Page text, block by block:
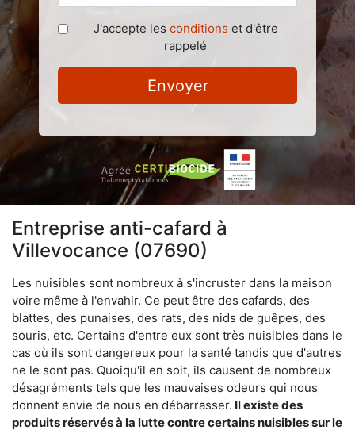
J'accepte les conditions et d'être
rappelé
Envoyer
Entreprise anti-cafard à
Villevocance (07690)
Les nuisibles sont nombreux à s'incruster dans la maison
voire même à l'envahir. Ce peut être des cafards, des
blattes, des punaises, des rats, des nids de guêpes, des
souris, etc. Certains d'entre eux sont très nuisibles dans le
cas où ils sont dangereux pour la santé tandis que d'autres
ne le sont pas. Quoiqu'il en soit, ils causent de nombreux
désagréments tels que les mauvaises odeurs qui nous
donnent envie de nous en débarrasser. Il existe des
produits réservés à la lutte contre certains nuisibles sur le